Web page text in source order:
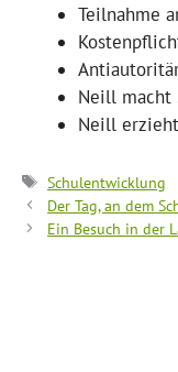
Teilnahme
Neill macht
Neill
Schlagwörter
Schulentwicklung
Der Tag, an dem
Ein Besuch in der